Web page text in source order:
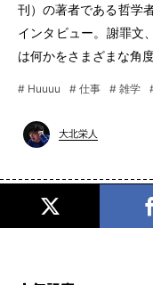
刊）の著者である哲学
インタビュー。謝罪文
は何かをさまざまな角
# Huuuu # 仕事 # 雑学
大北栄人